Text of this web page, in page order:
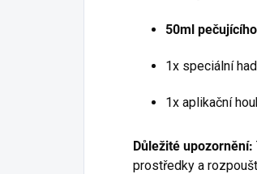
50ml
1x speciální
1x aplikační
Důležité upozornění:
prostředky a